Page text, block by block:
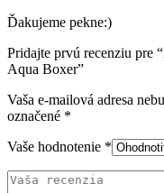
Ďakujeme pekne:)
Pridajte prvú recenziu pre
Aqua Boxer”
Vaša e-mailová adresa
označené *
Vaše hodnotenie *